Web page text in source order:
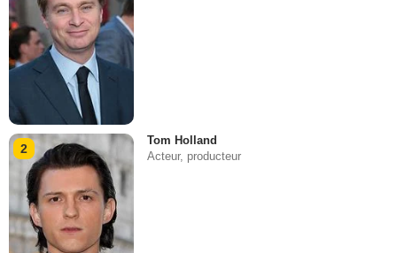
2
Tom Holland
Acteur, producteur